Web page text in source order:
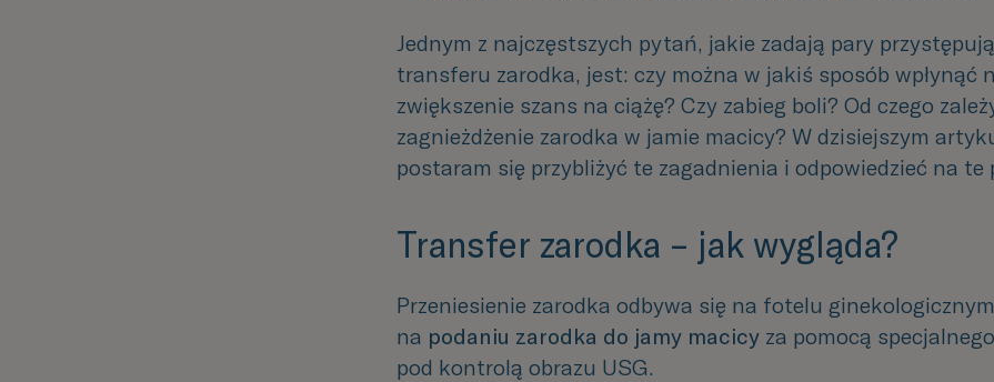
Jednym z najczęstszych pytań, jakie zadają pary
transferu zarodka, jest: czy można w jakiś sposób wpłynąć
zwiększenie szans na ciążę? Czy zabieg boli? Od czego
zagnieżdżenie zarodka w jamie macicy? W dzisiejszym
postaram się przybliżyć te zagadnienia i odpowiedzieć na te
Transfer zarodka – jak wygląda?
Przeniesienie zarodka odbywa się na fotelu ginekologicznym
na podaniu zarodka do jamy macicy za pomocą
pod kontrolą obrazu USG.